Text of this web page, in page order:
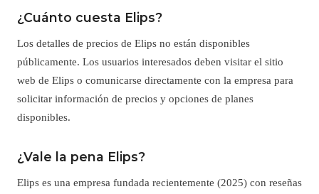
¿Cuánto cuesta Elips?
Los detalles de precios de Elips no están disponibles
públicamente. Los usuarios interesados deben visitar el sitio
web de Elips o comunicarse directamente con la empresa para
solicitar información de precios y opciones de planes
disponibles.
¿Vale la pena Elips?
Elips es una empresa fundada recientemente (2025) con reseñas